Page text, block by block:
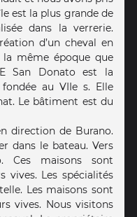
est la plus grande de
dans la verrerie.
d’un cheval en
même époque que
E San Donato est la
au VIIe s. Elle
Le bâtiment est du
direction de Burano.
dans le bateau. Vers
Ces maisons sont
vives. Les spécialités
Les maisons sont
vives. Nous visitons